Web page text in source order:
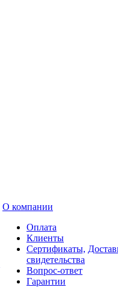
О компании
Оплата
Клиенты
Сертификаты,
свидетельства
Вопрос-ответ
Гарантии